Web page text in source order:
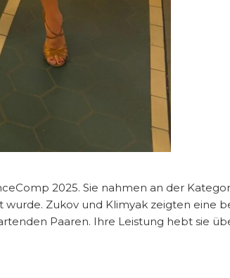
2025. Sie nahmen an der
Zukov und Klimyak zeigten eine
Paaren. Ihre Leistung hebt sie